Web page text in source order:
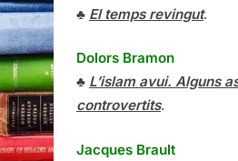
♣ El temps revingut.
Dolors Bramon
♣ L’islam avui. Alguns
controvertits.
Jacques Brault